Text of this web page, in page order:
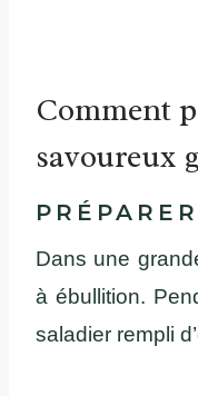
Comment
savoureux
Dans une
à ébullition.
saladier rempli